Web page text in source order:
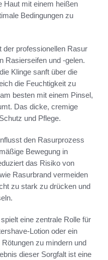
Haut mit einem heißen
Bedingungen zu
der professionellen Rasur
Rasierseifen und -gelen.
Klinge sanft über die
die Feuchtigkeit zu
besten mit einem Pinsel,
Das dicke, cremige
und Pflege.
den Rasurprozess
Bewegung in
das Risiko von
Rasurbrand vermeiden
zu stark zu drücken und
eine zentrale Rolle für
Lotion oder ein
zu mindern und
dieser Sorgfalt ist eine